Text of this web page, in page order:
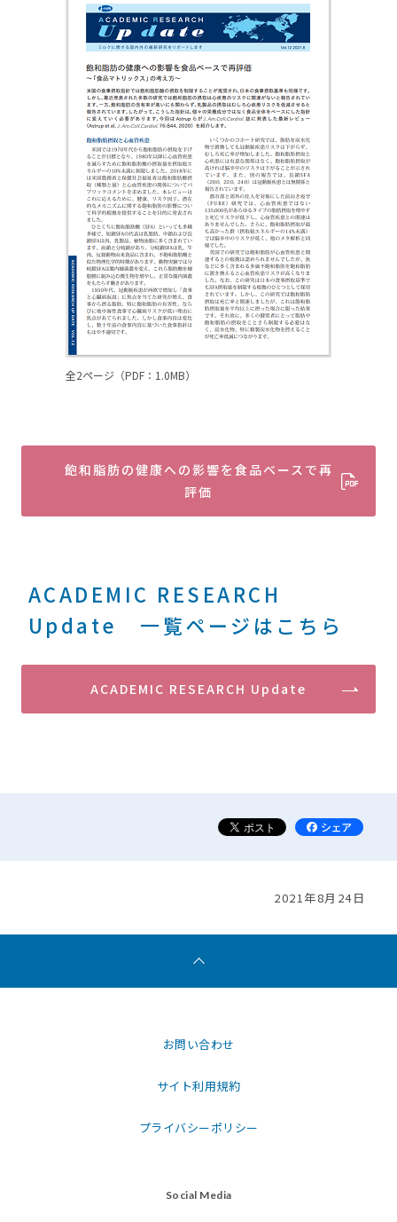
全2ページ（PDF：1.0MB）
飽和脂肪の健康への影響を食品ベースで再
評価
ACADEMIC RESEARCH
Update 一覧ページはこちら
ACADEMIC RESEARCH Update
2021年8月24日
お問い合わせ
サイト利用規約
プライバシーポリシー
Social Media